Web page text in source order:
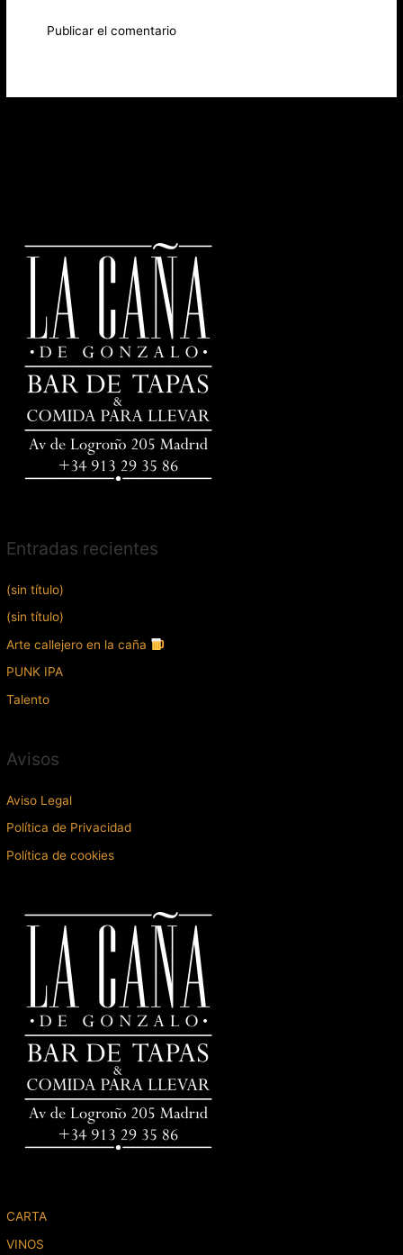
Entradas recientes
(sin título)
(sin título)
Arte callejero en la caña
PUNK IPA
Talento
Avisos
Aviso Legal
Política de Privacidad
Política de cookies
CARTA
VINOS